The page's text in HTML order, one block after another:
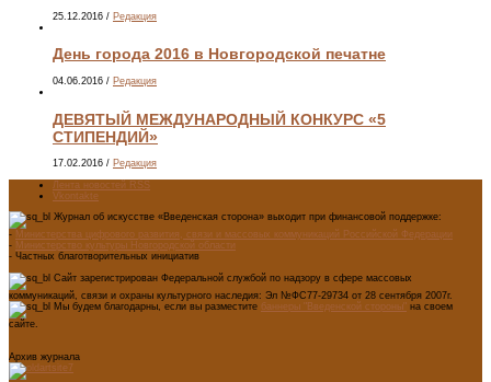
25.12.2016 / Редакция
День города 2016 в Новгородской печатне
04.06.2016 / Редакция
ДЕВЯТЫЙ МЕЖДУНАРОДНЫЙ КОНКУРС «5
СТИПЕНДИЙ»
17.02.2016 / Редакция
Лента новостей RSS
Vkontakte
Журнал об искусстве «Введенская сторона» выходит при финансовой поддержке:
- Министерства цифрового развития, связи и массовых коммуникаций Российской Федерации
- Министерство культуры Новгородской области
- Частных благотворительных инициатив
Сайт зарегистрирован Федеральной службой по надзору в сфере массовых
коммуникаций, связи и охраны культурного наследия: Эл №ФС77-29734 от 28 сентября 2007г.
Мы будем благодарны, если вы разместите баннеры "Введенской стороны" на своем
сайте.
Архив журнала